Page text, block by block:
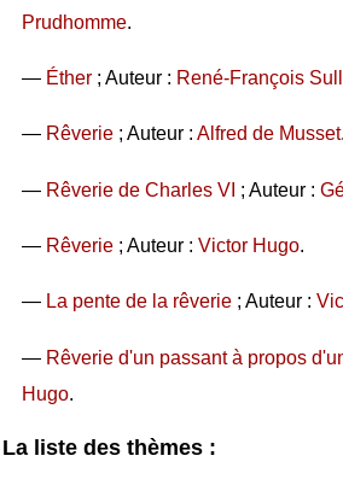
Prudhomme.
— Éther; Auteur : René-François
— Rêverie; Auteur : Alfred de Musset.
— Rêverie de Charles VI ; Auteur :
— Rêverie; Auteur : Victor Hugo.
— La pente de la rêverie; Auteur :
— Rêverie d'un passant à propos
Hugo.
La liste des thèmes :